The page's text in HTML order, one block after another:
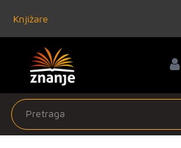
Knjižare